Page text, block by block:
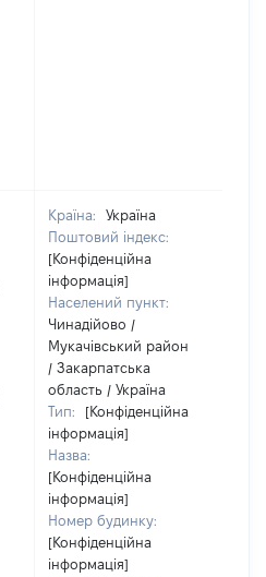
Країна:
Україна
Поштовий індекс:
[Конфіденційна
інформація]
Населений пункт:
Чинадійово /
Мукачівський район
/ Закарпатська
область / Україна
Тип:
[Конфіденційна
інформація]
Назва:
[Конфіденційна
інформація]
Номер будинку:
[Конфіденційна
інформація]